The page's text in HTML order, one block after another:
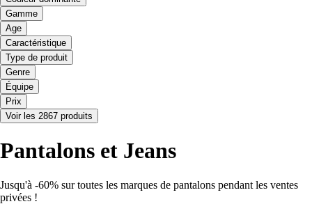
Gamme
Age
Caractéristique
Type de produit
Genre
Équipe
Prix
Voir les 2867 produits
Pantalons et Jeans
Jusqu'à -60% sur toutes les marques de pantalons pendant les ventes
privées !